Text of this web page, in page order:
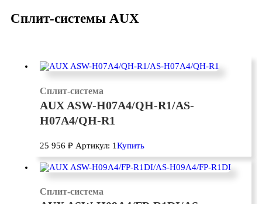
Сплит-системы AUX
Сплит-система
AUX ASW-H07A4/QH-R1/AS-
H07A4/QH-R1
25 956 ₽ Артикул: 1Купить
Сплит-система